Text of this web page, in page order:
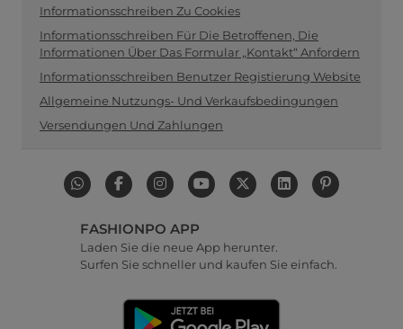
Informationsschreiben Zu Cookies
Informationsschreiben Für Die Betroffenen, Die
Informationen Über Das Formular „Kontakt“ Anfordern
Informationsschreiben Benutzer Registierung Website
Allgemeine Nutzungs- Und Verkaufsbedingungen
Versendungen Und Zahlungen
FASHIONPO APP
Laden Sie die neue App herunter.
Surfen Sie schneller und kaufen Sie einfach.